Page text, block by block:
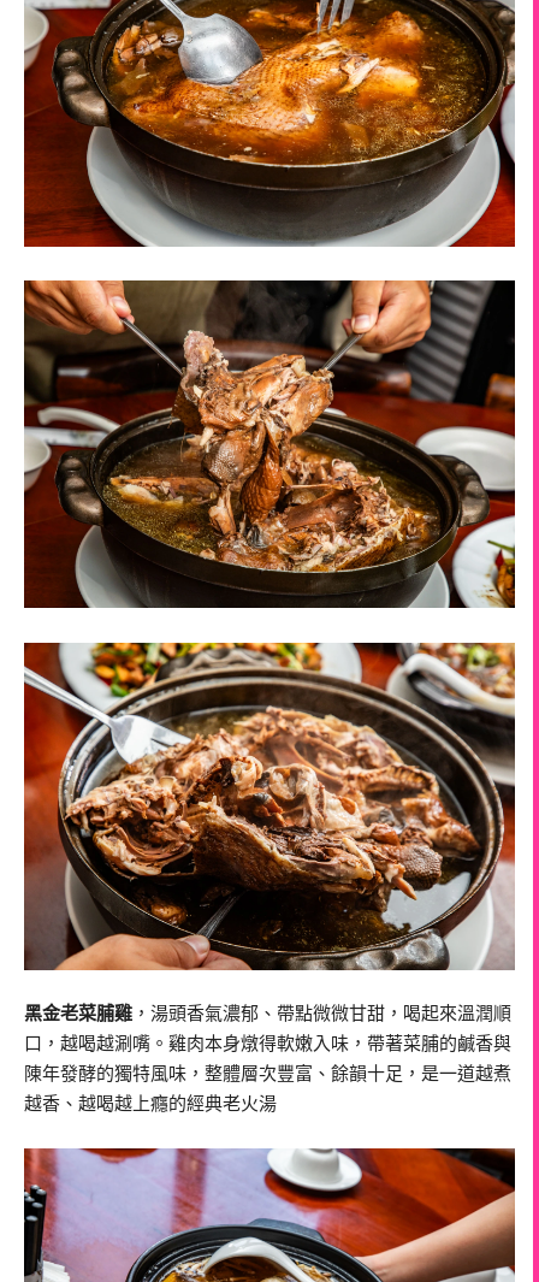
黑金老菜脯雞 ，湯頭香氣濃郁、帶點微微甘甜，喝起來溫潤順
口，越喝越涮嘴。雞肉本身燉得軟嫩入味，帶著菜脯的鹹香與
陳年發酵的獨特風味，整體層次豐富、餘韻十足，是一道越煮
越香、越喝越上癮的經典老火湯